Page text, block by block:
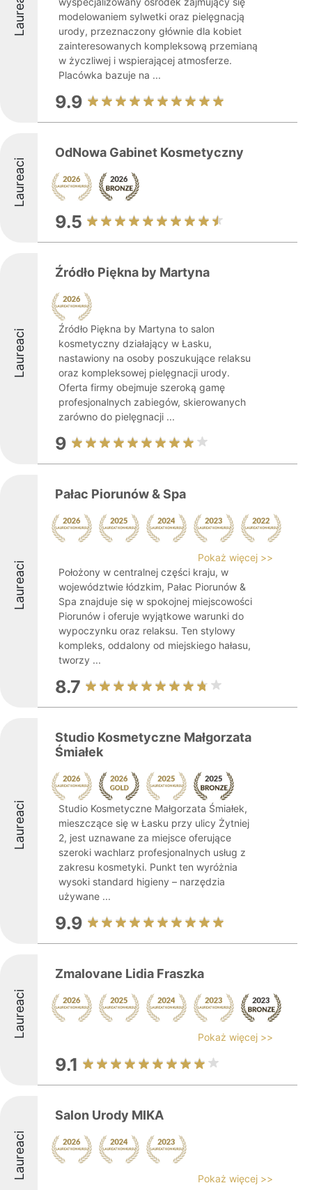
Laureaci
modelowaniem sylwetki oraz pielęgnacją
urody, przeznaczony głównie dla kobiet
zainteresowanych kompleksową przemianą
w życzliwej i wspierającej atmosferze.
Placówka bazuje na ...
9.9
Laureaci
OdNowa Gabinet Kosmetyczny
9.5
Laureaci
Źródło Piękna by Martyna
Źródło Piękna by Martyna to salon
kosmetyczny działający w Łasku,
nastawiony na osoby poszukujące relaksu
oraz kompleksowej pielęgnacji urody.
Oferta firmy obejmuje szeroką gamę
profesjonalnych zabiegów, skierowanych
zarówno do pielęgnacji ...
9
Laureaci
Pałac Piorunów & Spa
Pokaż więcej >>
Położony w centralnej części kraju, w
województwie łódzkim, Pałac Piorunów &
Spa znajduje się w spokojnej miejscowości
Piorunów i oferuje wyjątkowe warunki do
wypoczynku oraz relaksu. Ten stylowy
kompleks, oddalony od miejskiego hałasu,
tworzy ...
8.7
Laureaci
Studio Kosmetyczne Małgorzata
Śmiałek
Studio Kosmetyczne Małgorzata Śmiałek,
mieszczące się w Łasku przy ulicy Żytniej
2, jest uznawane za miejsce oferujące
szeroki wachlarz profesjonalnych usług z
zakresu kosmetyki. Punkt ten wyróżnia
wysoki standard higieny – narzędzia
używane ...
9.9
Laureaci
Zmalovane Lidia Fraszka
Pokaż więcej >>
9.1
Laureaci
Salon Urody MIKA
Pokaż więcej >>